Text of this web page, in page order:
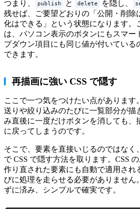
つまり、 publish と delete を隠し、
残せば、ご要望どおりの「公開・削除
化はできる」という状態になります。
は、パソコン表示のボタンにもスマー
プダウン項目にも同じ値が付いている
できます。
再描画に強い CSS で隠す
ここで一つ気をつけたい点があります
送りや絞り込みのたびに一覧部分が描
み直後に一度だけボタンを消しても、
に戻ってしまうのです。
そこで、要素を直接いじるのではなく、
で CSS で隠す方法を取ります。CSS
作り直された要素にも自動で適用され
びに処理を走らせる必要がありません
ずに済み、シンプルで確実です。